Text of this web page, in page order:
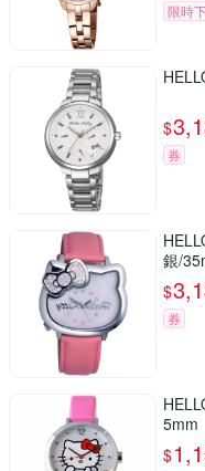
限時
$
券
銀/
$
券
5mm
$